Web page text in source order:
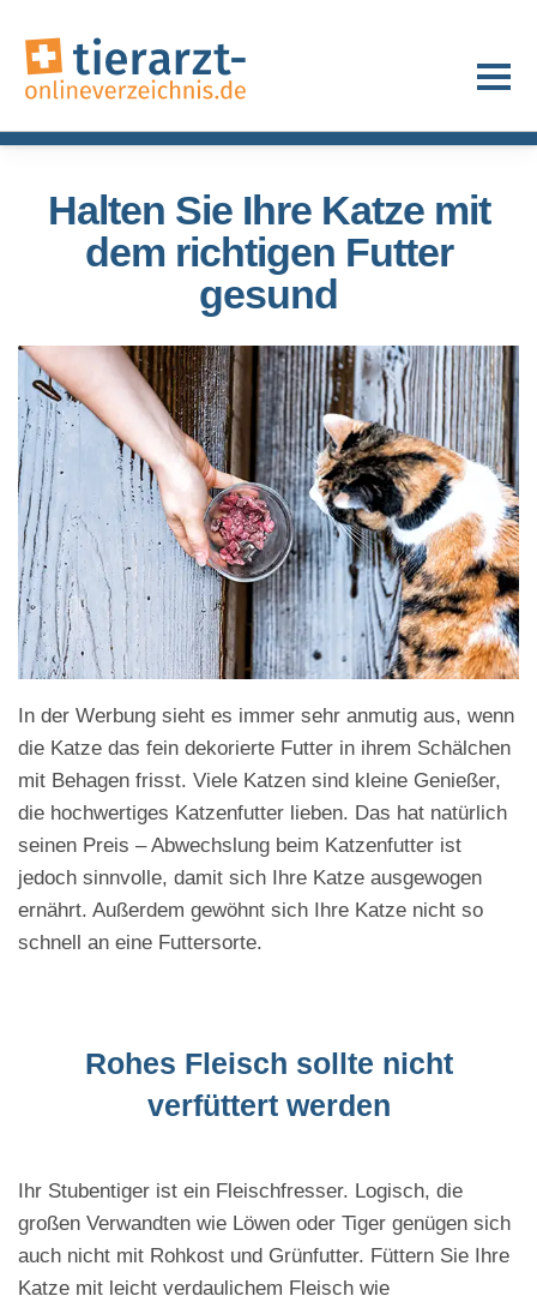
Halten Sie Ihre Katze mit
dem richtigen Futter
gesund
In der Werbung sieht es immer sehr anmutig aus, wenn
die Katze das fein dekorierte Futter in ihrem Schälchen
mit Behagen frisst. Viele Katzen sind kleine Genießer,
die hochwertiges Katzenfutter lieben. Das hat natürlich
seinen Preis – Abwechslung beim Katzenfutter ist
jedoch sinnvolle, damit sich Ihre Katze ausgewogen
ernährt. Außerdem gewöhnt sich Ihre Katze nicht so
schnell an eine Futtersorte.
Rohes Fleisch sollte nicht
verfüttert werden
Ihr Stubentiger ist ein Fleischfresser. Logisch, die
großen Verwandten wie Löwen oder Tiger genügen sich
auch nicht mit Rohkost und Grünfutter. Füttern Sie Ihre
Katze mit leicht verdaulichem Fleisch wie